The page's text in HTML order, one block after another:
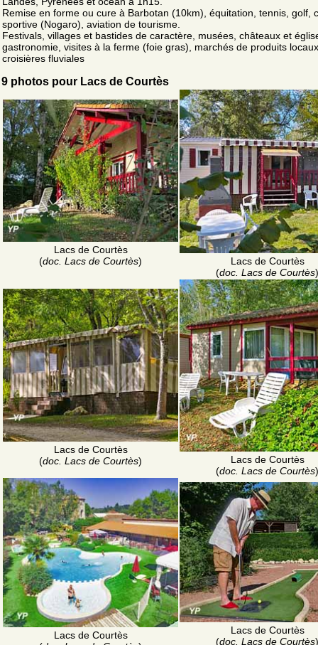
Remise en forme ou cure à Barbotan (10km), équitation, tennis, golf,
sportive (Nogaro), aviation de tourisme.
Festivals, villages et bastides de caractère, musées, châteaux et
gastronomie, visites à la ferme (foie gras), marchés de produits
croisières fluviales
9 photos pour Lacs de Courtès
Lacs de Courtès
(doc. Lacs de Courtès)
Lacs de Courtès
(doc. Lacs de Courtès)
Lacs de Courtès
(doc. Lacs de Courtès)
Lacs de Courtès
(doc. Lacs de Courtès)
Lacs de Courtès
Lacs de Courtès
(doc. Lacs de Courtès)